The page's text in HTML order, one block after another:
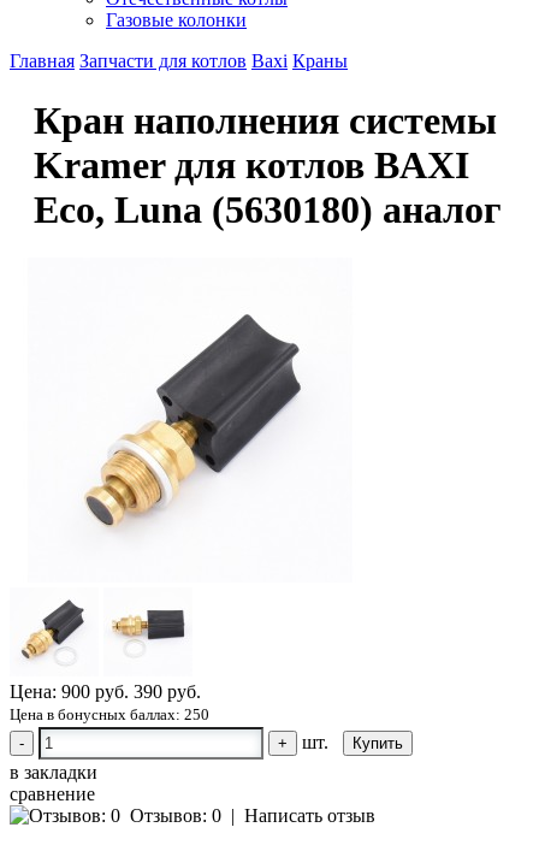
Газовые колонки
Главная Запчасти для котлов Baxi Краны
Кран наполнения системы
Kramer для котлов BAXI
Eco, Luna (5630180) аналог
Цена: 900 руб. 390 руб.
Цена в бонусных баллах: 250
-
+
шт.
в закладки
сравнение
Отзывов: 0 | Написать отзыв